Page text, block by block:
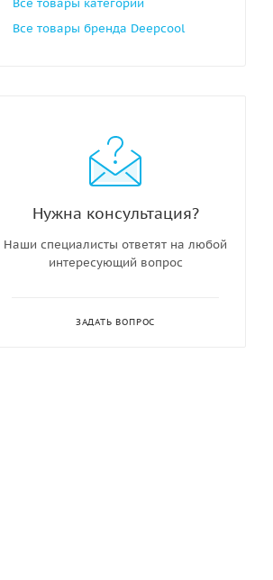
Все товары бренда Deepcool
Нужна консультация?
Наши специалисты ответят на любой
интересующий вопрос
ЗАДАТЬ ВОПРОС